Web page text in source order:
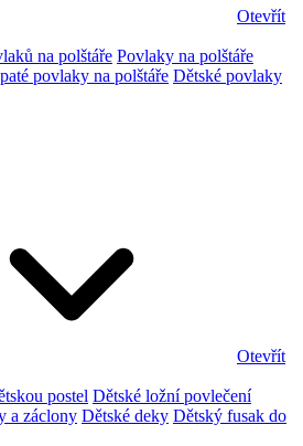
Otevřít
na polštáře Povlaky na polštáře
povlaky na polštáře Dětské povlaky
Otevřít
postel Dětské ložní povlečení
a záclony Dětské deky Dětský fusak do